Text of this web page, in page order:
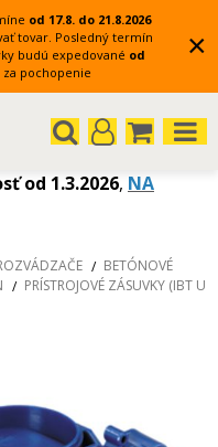
od 17.8. do 21.8.2026
tovar. Posledný termín
budú expedované od
za pochopenie
×
od 1.3.2026, NA
BETÓNOVÉ
PRÍSTROJOVÉ ZÁSUVKY (IBT U